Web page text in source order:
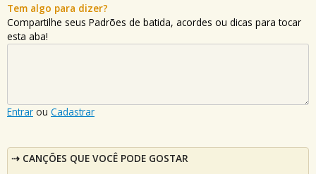
Tem algo para dizer?
Compartilhe seus Padrões de batida, acordes ou dicas para tocar
esta aba!
Entrar ou Cadastrar
CANÇÕES QUE VOCÊ PODE GOSTAR